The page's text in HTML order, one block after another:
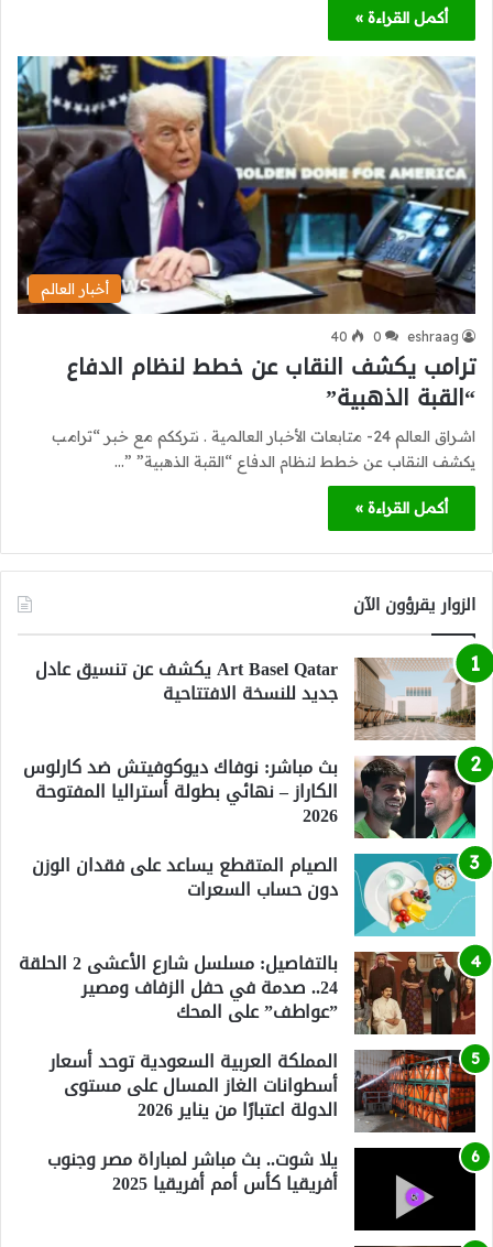
أكمل القراءة »
أخبار العالم
eshraag
0
40
ترامب يكشف النقاب عن خطط لنظام الدفاع
“القبة الذهبية”
اشراق العالم 24- متابعات الأخبار العالمية . نترككم مع خبر “ترامب
يكشف النقاب عن خطط لنظام الدفاع “القبة الذهبية” ”…
أكمل القراءة »
الزوار يقرؤون الآن
Art Basel Qatar يكشف عن تنسيق عادل
جديد للنسخة الافتتاحية
بث مباشر: نوفاك ديوكوفيتش ضد كارلوس
الكاراز – نهائي بطولة أستراليا المفتوحة
2026
الصيام المتقطع يساعد على فقدان الوزن
دون حساب السعرات
بالتفاصيل: مسلسل شارع الأعشى 2 الحلقة
24.. صدمة في حفل الزفاف ومصير
”عواطف” على المحك
المملكة العربية السعودية توحد أسعار
أسطوانات الغاز المسال على مستوى
الدولة اعتبارًا من يناير 2026
يلا شوت.. بث مباشر لمباراة مصر وجنوب
أفريقيا كأس أمم أفريقيا 2025